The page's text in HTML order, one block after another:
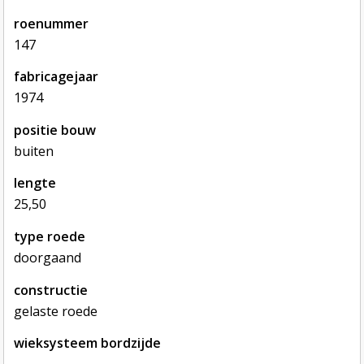
roenummer
147
fabricagejaar
1974
positie bouw
buiten
lengte
25,50
type roede
doorgaand
constructie
gelaste roede
wieksysteem bordzijde